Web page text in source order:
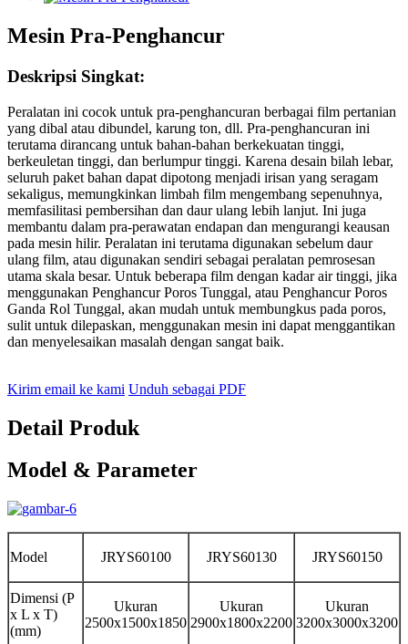
Mesin Pra-Penghancur
Deskripsi Singkat:
Peralatan ini cocok untuk pra-penghancuran berbagai film pertanian
yang dibal atau dibundel, karung ton, dll. Pra-penghancuran ini
terutama dirancang untuk bahan-bahan berkekuatan tinggi,
berkeuletan tinggi, dan berlumpur tinggi. Karena desain bilah lebar,
seluruh paket bahan dapat dipotong menjadi irisan yang seragam
sekaligus, memungkinkan limbah film mengembang sepenuhnya,
memfasilitasi pembersihan dan daur ulang lebih lanjut. Ini juga
membantu dalam pra-perawatan endapan dan mengurangi keausan
pada mesin hilir. Peralatan ini terutama digunakan sebelum daur
ulang film, atau digunakan sendiri sebagai peralatan pemrosesan
utama skala besar. Untuk beberapa film dengan kadar air tinggi, jika
menggunakan Penghancur Poros Tunggal, atau Penghancur Poros
Ganda Rol Tunggal, akan mudah untuk membungkus pada poros,
sulit untuk dilepaskan, menggunakan mesin ini dapat menggantikan
dan menyelesaikan masalah dengan sangat baik.
Kirim email ke kami Unduh sebagai PDF
Detail Produk
Model & Parameter
Model JRYS60100 JRYS60130 JRYS60150
Dimensi (P
x L x T)
(mm)
Ukuran
2500x1500x1850
Ukuran
2900x1800x2200
Ukuran
3200x3000x3200